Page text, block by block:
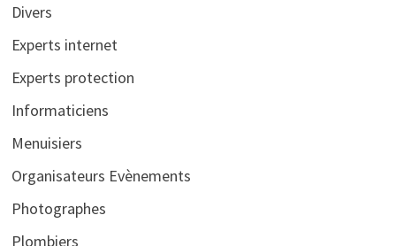
Divers
Experts internet
Experts protection
Informaticiens
Menuisiers
Organisateurs Evènements
Photographes
Plombiers